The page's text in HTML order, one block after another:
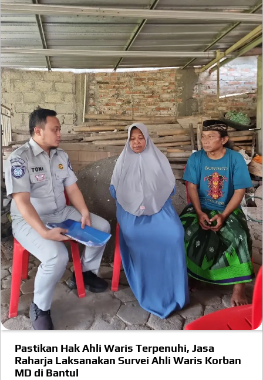
Pastikan Hak Ahli Waris Terpenuhi, Jasa
Raharja Laksanakan Survei Ahli Waris Korban
MD di Bantul